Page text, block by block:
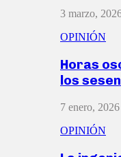
3 marzo,
OPINIÓN
Horas
los
7 enero, 2026
OPINIÓN